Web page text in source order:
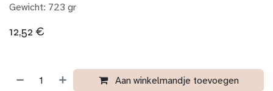
Gewicht: 723 gr
12,52 €
Aan winkelmandje toevoegen